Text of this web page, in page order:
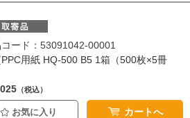
ード：53091042-00001
PPC用紙 HQ-500 B5 1箱（500枚×5冊
（税込）
お気に入り カートへ